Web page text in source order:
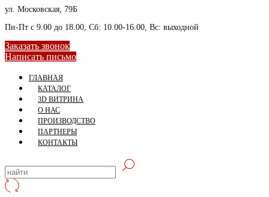
ул. Московская, 79Б
Пн-Пт с 9.00 до 18.00, Сб: 10.00-16.00, Вс: выходной
Заказать звонок
Написать письмо
ГЛАВНАЯ
КАТАЛОГ
3D ВИТРИНА
О НАС
ПРОИЗВОДСТВО
ПАРТНЕРЫ
КОНТАКТЫ